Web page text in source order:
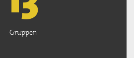
Gruppen